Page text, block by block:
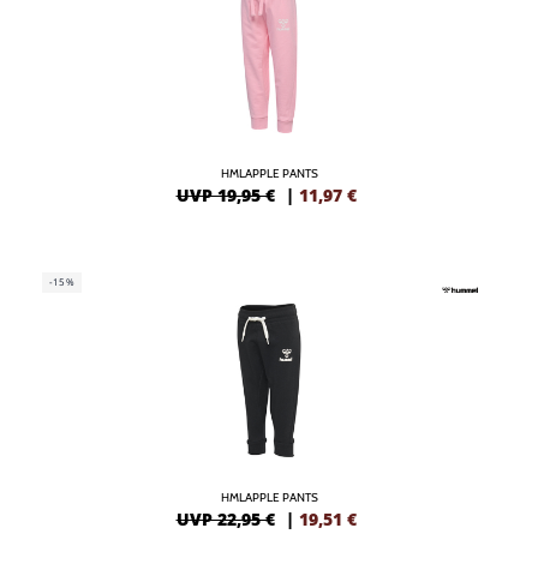
HMLAPPLE PANTS
UVP 19,95 € | 11,97 €
-15%
HMLAPPLE PANTS
UVP 22,95 € | 19,51 €